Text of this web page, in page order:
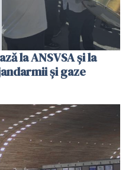
la ANSVSA și la
și gaze